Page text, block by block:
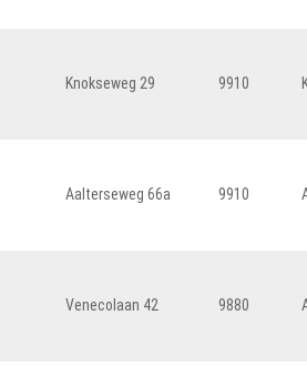
Knokseweg 29 9910
Aalterseweg 66a 9910
Venecolaan 42 9880